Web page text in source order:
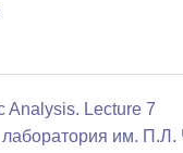
Analysis. Lecture 7
лаборатория им.